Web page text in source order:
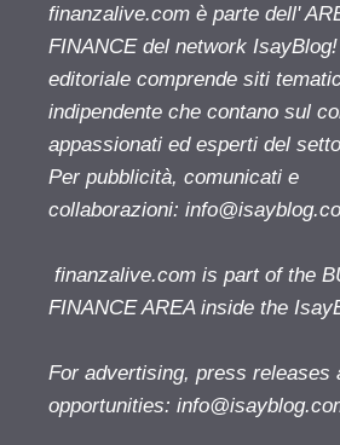
finanzalive.com è parte dell'
FINANCE del network
editoriale comprende siti
indipendente che contano sul
appassionati ed esperti del
Per pubblicità, comunicati e
collaborazioni:
finanzalive.com is part of the
FINANCE AREA inside the
For advertising, press releases
opportunities: